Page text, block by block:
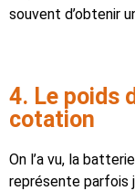
souvent d’obtenir
4. Le poids
cotation
On l’a vu, la
représente parfois